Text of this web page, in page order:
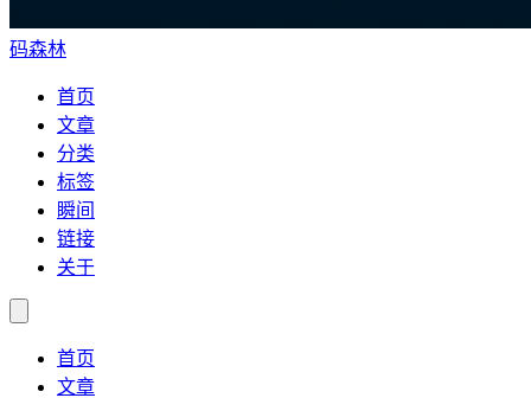
码森林
首页
文章
分类
标签
瞬间
链接
关于
首页
文章